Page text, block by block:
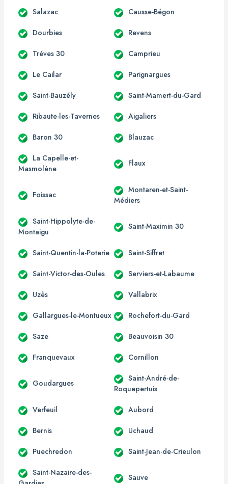
Salazac Causse-Bégon
Dourbies Revens
Tréves 30 Camprieu
Le Cailar Parignargues
Saint-Bauzély Saint-Mamert-du-Gard
Ribaute-les-Tavernes Aigaliers
Baron 30 Blauzac
La Capelle-et-
Masmolène
Flaux
Foissac
Montaren-et-Saint-
Médiers
Saint-Hippolyte-de-
Montaigu
Saint-Maximin 30
Saint-Quentin-la-Poterie Saint-Siffret
Saint-Victor-des-Oules Serviers-et-Labaume
Uzès Vallabrix
Gallargues-le-Montueux Rochefort-du-Gard
Saze Beauvoisin 30
Franquevaux Cornillon
Goudargues
Saint-André-de-
Roquepertuis
Verfeuil Aubord
Bernis Uchaud
Puechredon Saint-Jean-de-Crieulon
Saint-Nazaire-des-
Sauve